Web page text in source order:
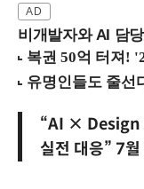
비개발자와 AI 담당자를 위
“AI × Design
실전 대응” 7월